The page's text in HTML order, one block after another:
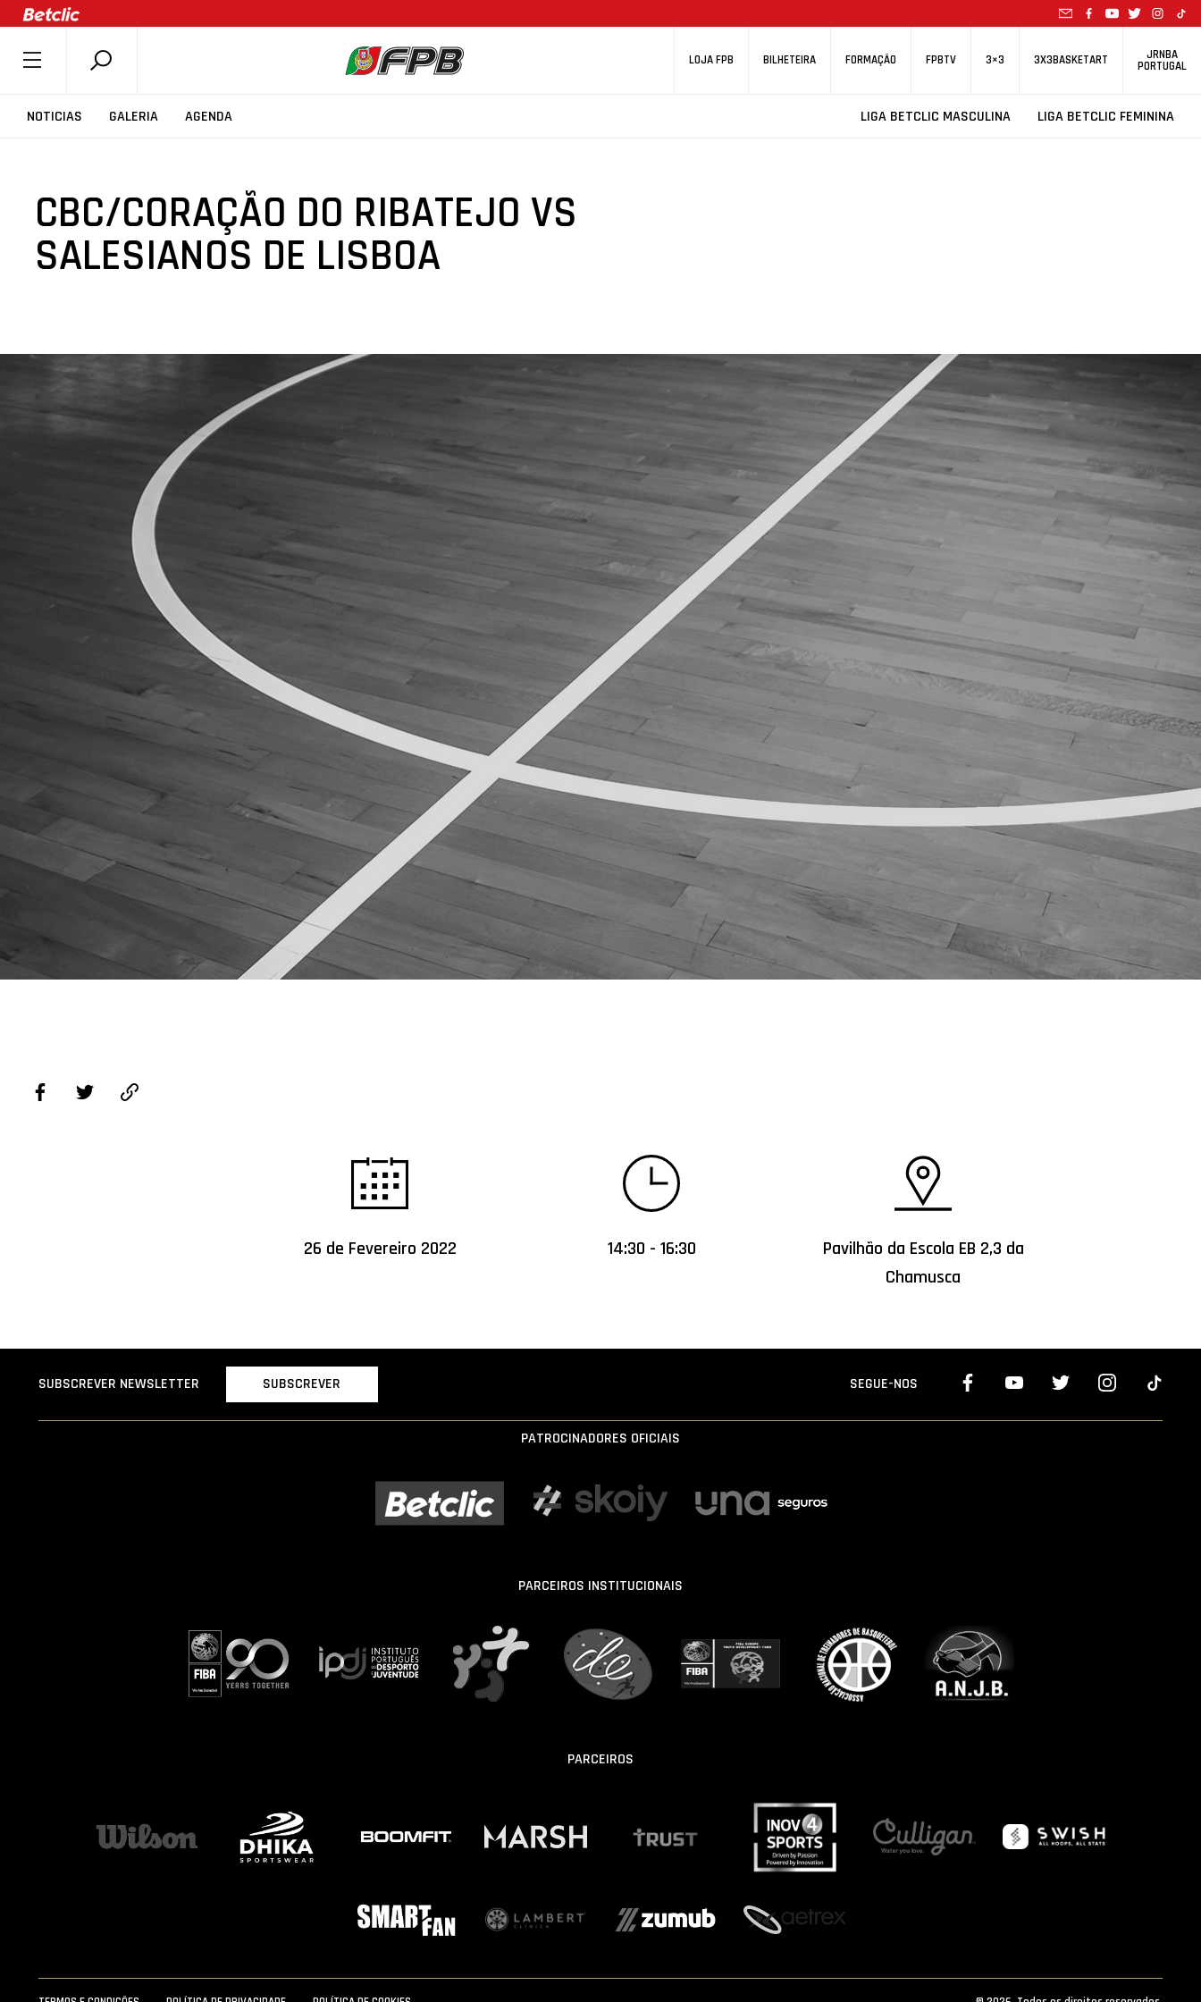
LOJA FPB BILHETEIRA FORMAÇÃO FPBTV 3×3 3X3BASKETART JRNBA
PORTUGAL
NOTICIAS GALERIA AGENDA LIGA BETCLIC MASCULINA LIGA BETCLIC FEMININA
SOBRE A FPB
COMPETIÇÕES
ASSOCIAÇÕES
CLUBES
SELEÇÕES
MINIBASQUETE
ÁREA TÉCNICA
PROJETOS
CBC/CORAÇÃO DO RIBATEJO VS
SALESIANOS DE LISBOA
26 de Fevereiro 2022 14:30 - 16:30
Pavilhão da Escola EB 2,3 da
Chamusca
SUBSCREVER NEWSLETTER SUBSCREVER SEGUE-NOS
PATROCINADORES OFICIAIS
PARCEIROS INSTITUCIONAIS
PARCEIROS